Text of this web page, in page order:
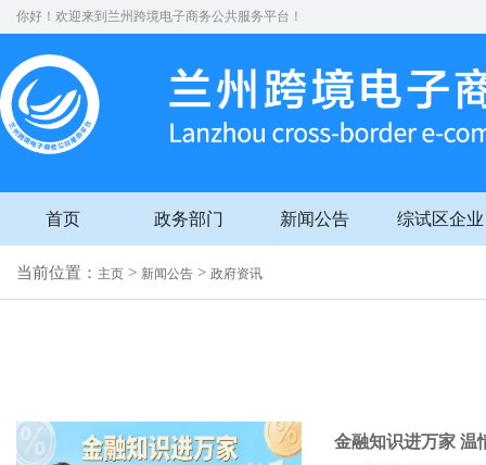
你好！欢迎来到兰州跨境电子商务公共服务平台！
首页 政务部门 新闻公告 综试区企业
当前位置： 主页 > 新闻公告 > 政府资讯
金融知识进万家 温